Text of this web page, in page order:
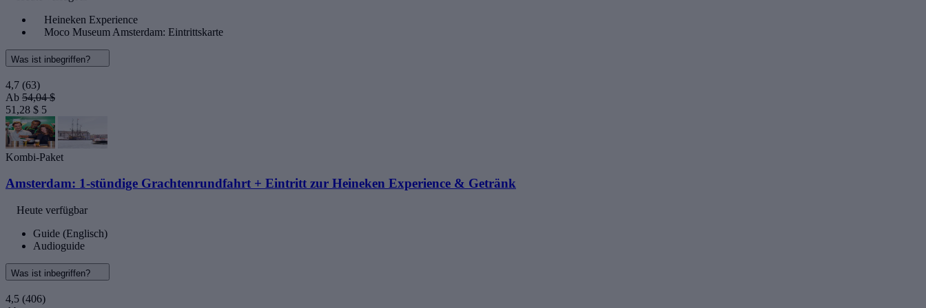
Heineken Experience
Moco Museum Amsterdam: Eintrittskarte
Was ist inbegriffen?
4,7 (63)
Ab 54,04 $
51,28 $ 5
Kombi-Paket
Amsterdam: 1-stündige Grachtenrundfahrt + Eintritt zur Heineken Experience & Getränk
Heute verfügbar
Guide (Englisch)
Audioguide
Was ist inbegriffen?
4,5 (406)